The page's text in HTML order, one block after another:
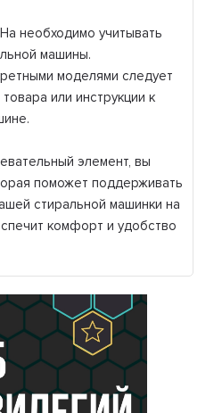
необходимо учитывать
машины.
моделями следует
или инструкции к
элемент, вы
поможет поддерживать
стиральной машинки на
комфорт и удобство